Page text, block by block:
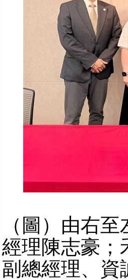
（圖）由右
經理陳志豪；
副總經理、資